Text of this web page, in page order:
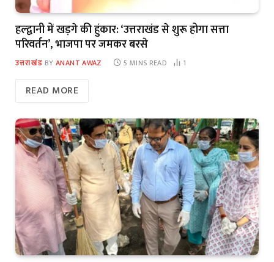
हल्द्वानी में खड़गे की हुंकार: ‘उत्तराखंड से शुरू होगा सत्ता
परिवर्तन’, भाजपा पर जमकर बरसे
उत्तराखंड BY ANANT AWAZ 5 MINS READ 1
READ MORE